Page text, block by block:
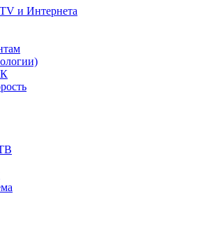
и Интернета